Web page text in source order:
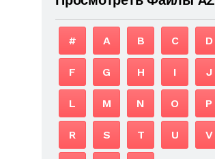
# A B C D
F G H I J
L M N O P
R S T U V